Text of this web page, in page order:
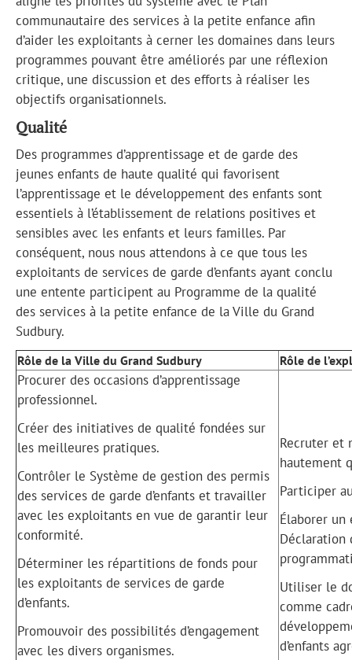
communautaire des services à la petite enfance afin
d’aider les exploitants à cerner les domaines dans leurs
programmes pouvant être améliorés par une réflexion
critique, une discussion et des efforts à réaliser les
objectifs organisationnels.
Qualité
Des programmes d’apprentissage et de garde des
jeunes enfants de haute qualité qui favorisent
l’apprentissage et le développement des enfants sont
essentiels à l’établissement de relations positives et
sensibles avec les enfants et leurs familles. Par
conséquent, nous nous attendons à ce que tous les
exploitants de services de garde d’enfants ayant conclu
une entente participent au Programme de la qualité
des services à la petite enfance de la Ville du Grand
Sudbury.
Rôle de la Ville du Grand Sudbury Rôle de
Procurer des occasions d’apprentissage
professionnel.
Créer des initiatives de qualité fondées sur
les meilleures pratiques.
Contrôler le Système de gestion des permis
des services de garde d’enfants et travailler
avec les exploitants en vue de garantir leur
conformité.
Déterminer les répartitions de fonds pour
les exploitants de services de garde
d’enfants.
Promouvoir des possibilités d’engagement
avec les divers organismes.
Recruter et
hautement
Participer
Élaborer un
Déclaration
Utiliser le
comme
d’enfants